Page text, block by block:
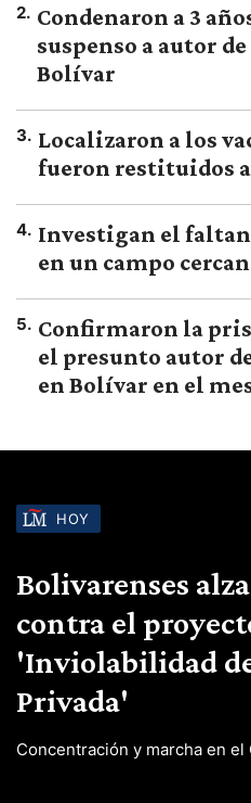
2. Condenaron a 3
suspenso a autor
Bolívar
3. Localizaron a los
fueron restituidos
4. Investigan el
en un campo
5. Confirmaron la
el presunto autor
en Bolívar en el
HOY
Bolivarenses
contra el
'Inviolabilidad
Privada'
Concentración y marcha en el